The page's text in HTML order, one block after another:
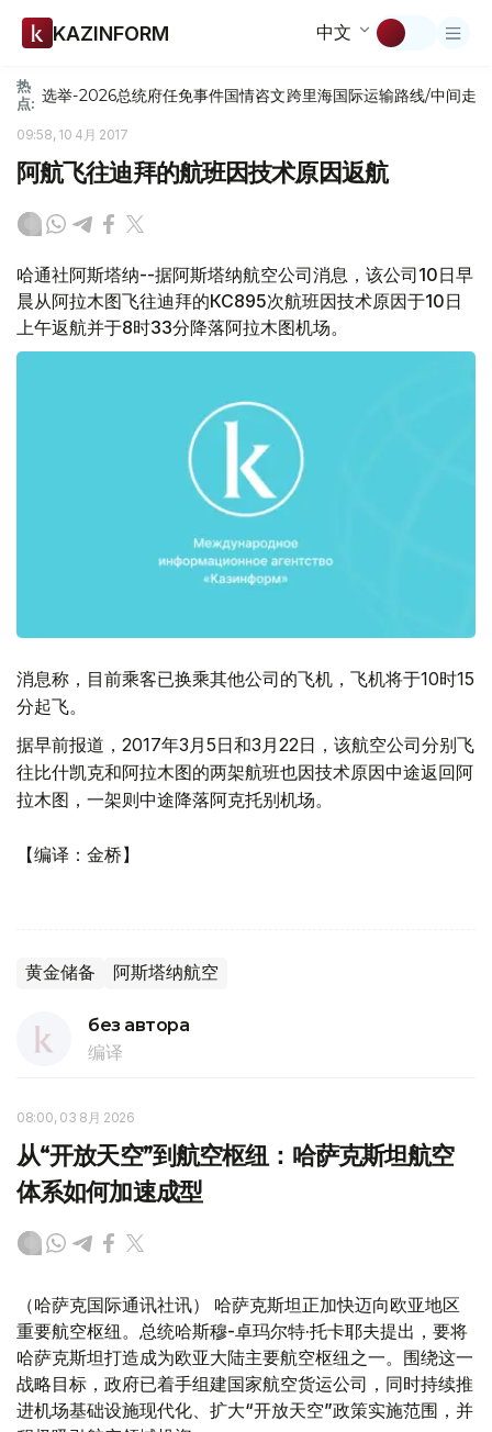
KAZINFORM 中文
热
点: 选举-2026总统府任免事件国情咨文跨里海国际运输路线/中间走廊
09:58, 10 4月 2017
阿航飞往迪拜的航班因技术原因返航
哈通社阿斯塔纳--据阿斯塔纳航空公司消息，该公司10日早
晨从阿拉木图飞往迪拜的КС895次航班因技术原因于10日
上午返航并于8时33分降落阿拉木图机场。
消息称，目前乘客已换乘其他公司的飞机，飞机将于10时15
分起飞。
据早前报道，2017年3月5日和3月22日，该航空公司分别飞
往比什凯克和阿拉木图的两架航班也因技术原因中途返回阿
拉木图，一架则中途降落阿克托别机场。
【编译：金桥】
黄金储备 阿斯塔纳航空
без автора
编译
08:00, 03 8月 2026
从“开放天空”到航空枢纽：哈萨克斯坦航空
体系如何加速成型
（哈萨克国际通讯社讯） 哈萨克斯坦正加快迈向欧亚地区
重要航空枢纽。总统哈斯穆-卓玛尔特·托卡耶夫提出，要将
哈萨克斯坦打造成为欧亚大陆主要航空枢纽之一。围绕这一
战略目标，政府已着手组建国家航空货运公司，同时持续推
进机场基础设施现代化、扩大“开放天空”政策实施范围，并